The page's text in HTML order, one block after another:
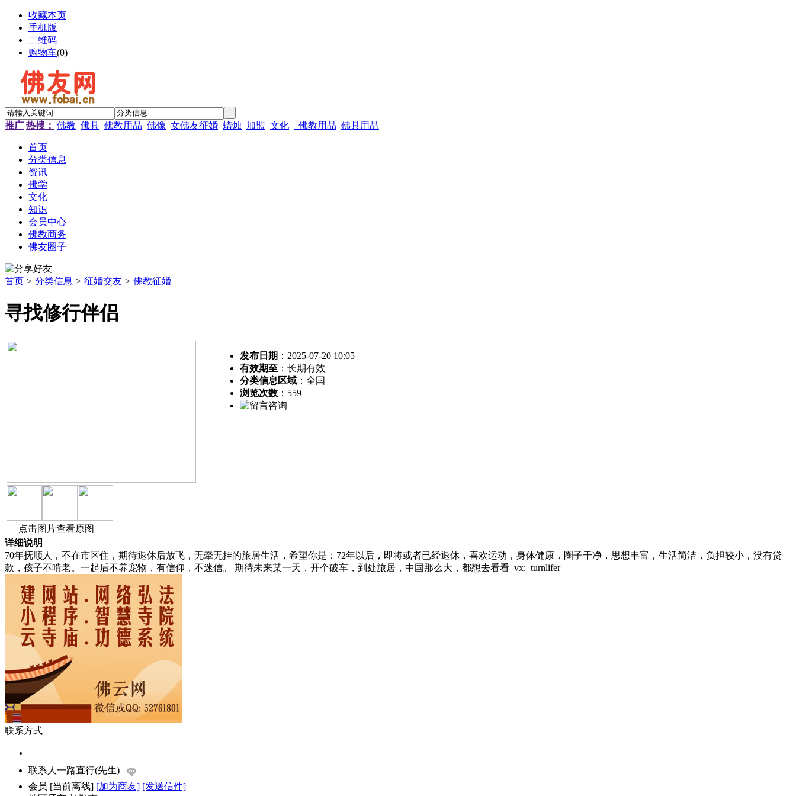
收藏本页
手机版
二维码
购物车(0)
推广 热搜： 佛教 佛具 佛教用品 佛像 女佛友征婚 蜡烛 加盟 文化 _佛教用品 佛具用品
首页
分类信息
资讯
佛学
文化
知识
会员中心
佛教商务
佛友圈子
首页 > 分类信息 > 征婚交友 > 佛教征婚
寻找修行伴侣
点击图片查看原图
发布日期 ：2025-07-20 10:05
有效期至 ：长期有效
分类信息区域 ：全国
浏览次数 ： 559
详细说明
70年抚顺人，不在市区住，期待退休后放飞，无牵无挂的旅居生活，希望你是：72年以后，即将或者已经退休，喜欢运动，身体健康，圈子干净，思想丰富，生活简洁，负担较小，没有贷
款，孩子不啃老。一起后不养宠物，有信仰，不迷信。 期待未来某一天，开个破车，到处旅居，中国那么大，都想去看看 vx: turnlifer
联系方式
联系人 一路直行(先生)
会员 [当前离线] [加为商友] [发送信件]